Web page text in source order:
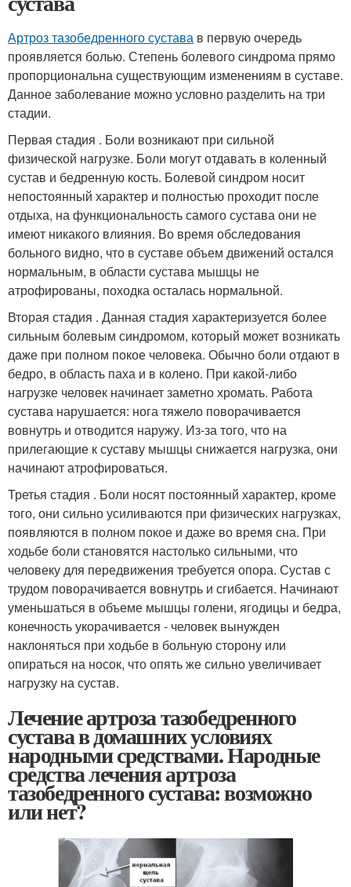
Артроз тазобедренного сустава в первую очередь
проявляется болью. Степень болевого синдрома прямо
пропорциональна существующим изменениям в суставе.
Данное заболевание можно условно разделить на три
стадии.
Первая стадия . Боли возникают при сильной
физической нагрузке. Боли могут отдавать в коленный
сустав и бедренную кость. Болевой синдром носит
непостоянный характер и полностью проходит после
отдыха, на функциональность самого сустава они не
имеют никакого влияния. Во время обследования
больного видно, что в суставе объем движений остался
нормальным, в области сустава мышцы не
атрофированы, походка осталась нормальной.
Вторая стадия . Данная стадия характеризуется более
сильным болевым синдромом, который может возникать
даже при полном покое человека. Обычно боли отдают в
бедро, в область паха и в колено. При какой-либо
нагрузке человек начинает заметно хромать. Работа
сустава нарушается: нога тяжело поворачивается
вовнутрь и отводится наружу. Из-за того, что на
прилегающие к суставу мышцы снижается нагрузка, они
начинают атрофироваться.
Третья стадия . Боли носят постоянный характер, кроме
того, они сильно усиливаются при физических нагрузках,
появляются в полном покое и даже во время сна. При
ходьбе боли становятся настолько сильными, что
человеку для передвижения требуется опора. Сустав с
трудом поворачивается вовнутрь и сгибается. Начинают
уменьшаться в объеме мышцы голени, ягодицы и бедра,
конечность укорачивается - человек вынужден
наклоняться при ходьбе в больную сторону или
опираться на носок, что опять же сильно увеличивает
нагрузку на сустав.
Лечение артроза тазобедренного
сустава в домашних условиях
народными средствами. Народные
средства лечения артроза
тазобедренного сустава: возможно
или нет?